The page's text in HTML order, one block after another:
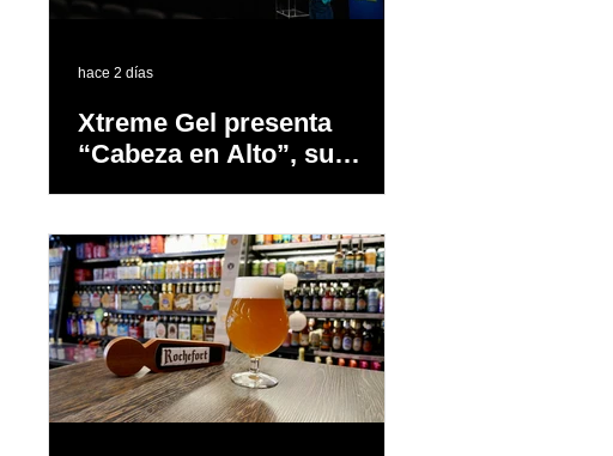
Xtreme Gel presenta
“Cabeza en Alto”, su
producido completamente
en Puerto Rico
hace 2 días